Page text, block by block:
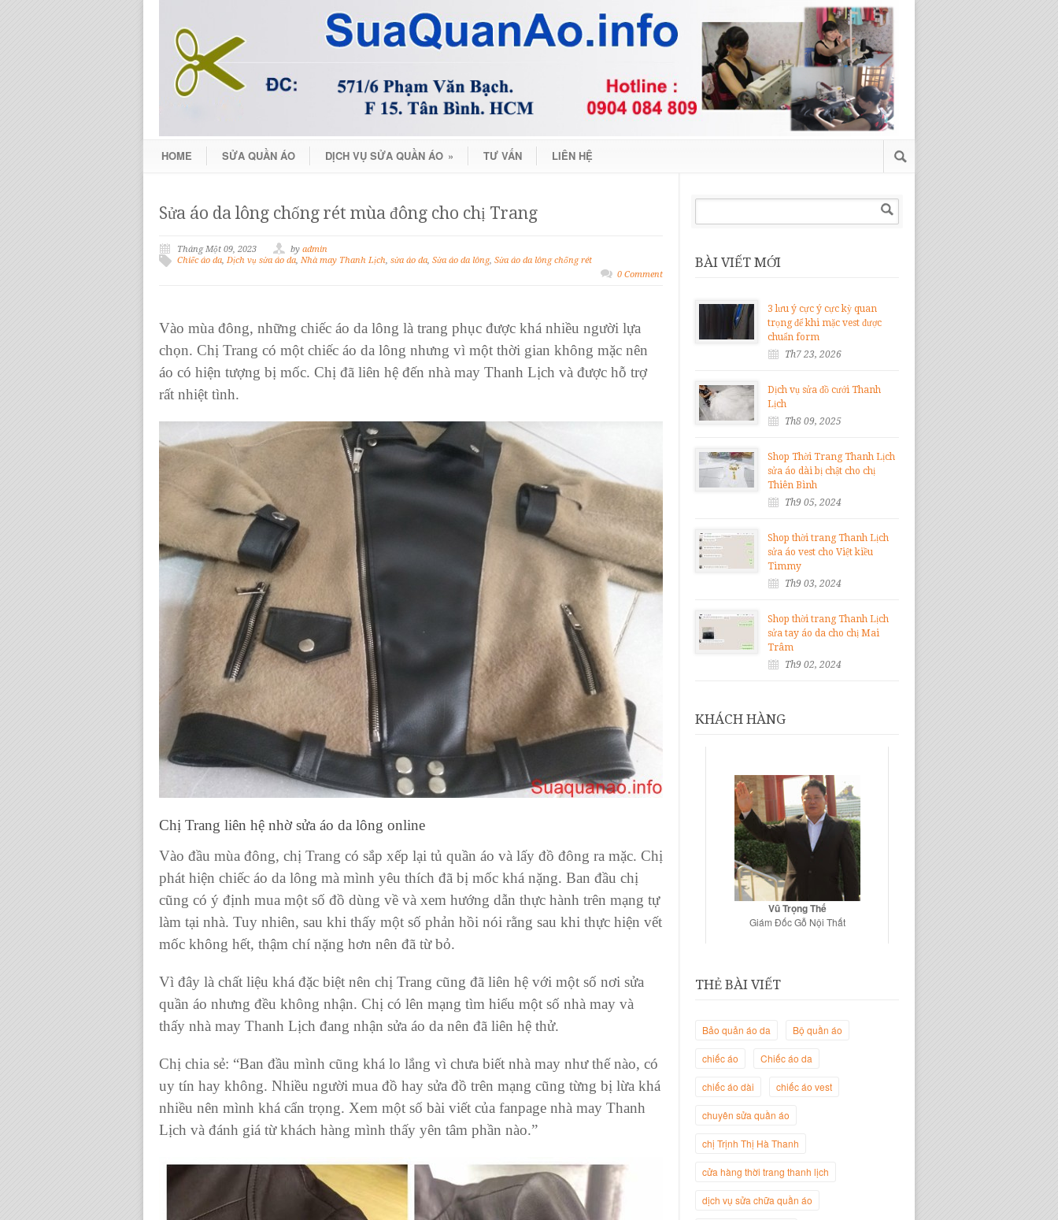
HOME SỬA QUẦN ÁO DỊCH VỤ SỬA QUẦN ÁO » TƯ VẤN LIÊN HỆ
Sửa áo da lông chống rét mùa đông cho chị Trang
Tháng Một 09, 2023 by admin
Chiếc áo da, Dịch vụ sửa áo da, Nhà may Thanh Lịch, sửa áo da, Sửa áo da lông, Sửa áo da lông chống rét
0 Comment
Vào mùa đông, những chiếc áo da lông là trang phục được khá nhiều người lựa
chọn. Chị Trang có một chiếc áo da lông nhưng vì một thời gian không mặc nên
áo có hiện tượng bị mốc. Chị đã liên hệ đến nhà may Thanh Lịch và được hỗ trợ
rất nhiệt tình.
Chị Trang liên hệ nhờ sửa áo da lông online
Vào đầu mùa đông, chị Trang có sắp xếp lại tủ quần áo và lấy đồ đông ra mặc. Chị
phát hiện chiếc áo da lông mà mình yêu thích đã bị mốc khá nặng. Ban đầu chị
cũng có ý định mua một số đồ dùng về và xem hướng dẫn thực hành trên mạng tự
làm tại nhà. Tuy nhiên, sau khi thấy một số phản hồi nói rằng sau khi thực hiện vết
mốc không hết, thậm chí nặng hơn nên đã từ bỏ.
Vì đây là chất liệu khá đặc biệt nên chị Trang cũng đã liên hệ với một số nơi sửa
quần áo nhưng đều không nhận. Chị có lên mạng tìm hiểu một số nhà may và
thấy nhà may Thanh Lịch đang nhận sửa áo da nên đã liên hệ thử.
Chị chia sẻ: “Ban đầu mình cũng khá lo lắng vì chưa biết nhà may như thế nào, có
uy tín hay không. Nhiều người mua đồ hay sửa đồ trên mạng cũng từng bị lừa khá
nhiều nên mình khá cẩn trọng. Xem một số bài viết của fanpage nhà may Thanh
Lịch và đánh giá từ khách hàng mình thấy yên tâm phần nào.”
BÀI VIẾT MỚI
3 lưu ý cực ý cực kỳ quan
trọng để khi mặc vest được
chuẩn form
Th7 23, 2026
Dịch vụ sửa đồ cưới Thanh
Lịch
Th8 09, 2025
Shop Thời Trang Thanh Lịch
sửa áo dài bị chật cho chị
Thiên Bình
Th9 05, 2024
Shop thời trang Thanh Lịch
sửa áo vest cho Việt kiều
Timmy
Th9 03, 2024
Shop thời trang Thanh Lịch
sửa tay áo da cho chị Mai
Trâm
Th9 02, 2024
KHÁCH HÀNG
Vũ Trọng Thế
Giám Đốc Gỗ Nội Thất
Trịnh Thị Hà Thanh
Giám Đốc Thương Hiệu Giày Thời
THẺ BÀI VIẾT
Bảo quản áo da Bộ quần áo
chiếc áo Chiếc áo da
chiếc áo dài chiếc áo vest
chuyên sửa quần áo
chị Trịnh Thị Hà Thanh
cửa hàng thời trang thanh lịch
dịch vụ sửa chữa quần áo